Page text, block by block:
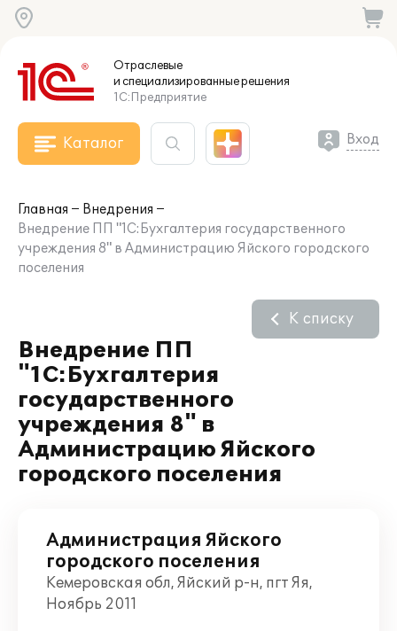
Отраслевые
и специализированныерешения
1С:Предприятие
Каталог Вход
Главная
Внедрения
Внедрение ПП "1С:Бухгалтерия государственного
учреждения 8" в Администрацию Яйского городского
поселения
Внедрение ПП
"1С:Бухгалтерия
государственного
учреждения 8" в
Администрацию Яйского
городского поселения
К списку
Администрация Яйского
городского поселения
Кемеровская обл, Яйский р-н, пгт Яя,
Ноябрь 2011